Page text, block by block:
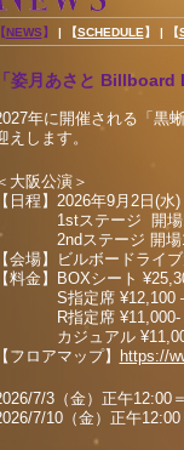
【NEWS 】 | 【SCHEDULE】 | 【
「姿月あさと
年に開催される「黒
えします。
大阪公演＞
【日程】2026年9月2日(水)
1stステージ 開場
ステージ 開場
【会場】ビルボードライ
【料金】BOXシート
S指定席 ¥12,100
R指定席 ¥11,000-
カジュアル ¥11,000 -
【フロアマップ】 https://
7/3（金）正午12:00
7/10（金）正午